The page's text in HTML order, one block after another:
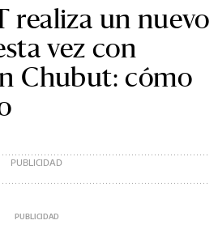
realiza un nuevo
vez con
Chubut: cómo